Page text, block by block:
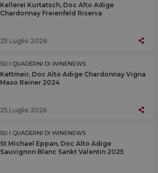
Kellerei Kurtatsch, Doc Alto Adige
Chardonnay Freienfeld Riserva
25 Luglio 2026
SU I QUADERNI DI WINENEWS
Kettmeir, Doc Alto Adige Chardonnay Vigna
Maso Reiner 2024
25 Luglio 2026
SU I QUADERNI DI WINENEWS
St Michael Eppan, Doc Alto Adige
Sauvignon Blanc Sankt Valentin 2025